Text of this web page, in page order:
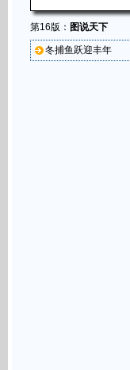
第16版： 图说天下
冬捕鱼跃迎丰年